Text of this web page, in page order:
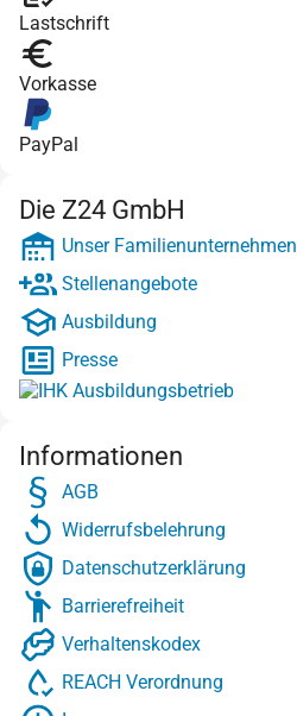
Lastschrift
Vorkasse
PayPal
Die Z24 GmbH
Unser Familienunternehmen
Stellenangebote
Ausbildung
Presse
Informationen
AGB
Widerrufsbelehrung
Datenschutzerklärung
Barrierefreiheit
Verhaltenskodex
REACH Verordnung